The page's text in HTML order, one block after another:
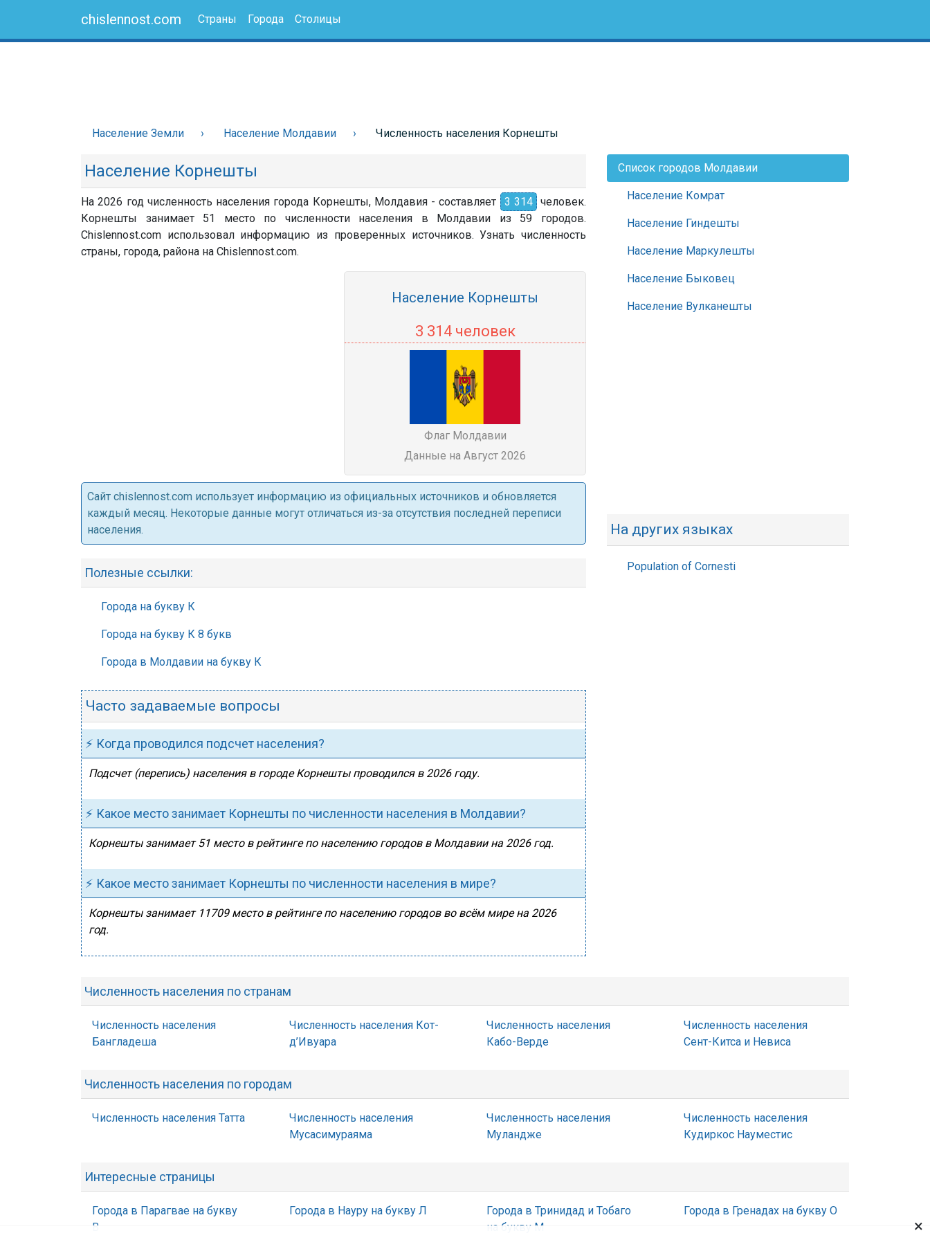
chislennost.com Страны Города Столицы
Население Земли Население Молдавии Численность населения Корнешты
Население Корнешты
На 2026 год численность населения города Корнешты, Молдавия - составляет 3 314 человек.
Корнешты занимает 51 место по численности населения в Молдавии из 59 городов.
Chislennost.com использовал информацию из проверенных источников. Узнать численность
страны, города, района на Chislennost.com.
Население Корнешты
3 314 человек
Флаг Молдавии
Данные на Август 2026
Cайт chislennost.com использует информацию из официальных источников и обновляется
каждый месяц. Некоторые данные могут отличаться из-за отсутствия последней переписи
населения.
Полезные ссылки:
Города на букву К
Города на букву К 8 букв
Города в Молдавии на букву К
Часто задаваемые вопросы
⚡ Когда проводился подсчет населения?
Подсчет (перепись) населения в городе Корнешты проводился в 2026 году.
⚡ Какое место занимает Корнешты по численности населения в Молдавии?
Корнешты занимает 51 место в рейтинге по населению городов в Молдавии на 2026 год.
⚡ Какое место занимает Корнешты по численности населения в мире?
Корнешты занимает 11709 место в рейтинге по населению городов во всём мире на 2026
год.
Список городов Молдавии
Население Комрат
Население Гиндешты
Население Маркулешты
Население Быковец
Население Вулканешты
На других языках
Population of Cornesti
Численность населения по странам
Численность населения
Бангладеша
Численность населения Кот-
д’Ивуара
Численность населения
Кабо-Верде
Численность населения
Сент-Китса и Невиса
Численность населения по городам
Численность населения Татта
Численность населения
Мусасимураяма
Численность населения
Муландже
Численность населения
Кудиркос Науместис
Интересные страницы
Города в Парагвае на букву
В
Города в Науру на букву Л
Города в Тринидад и Тобаго
на букву М
Города в Гренадах на букву О
×